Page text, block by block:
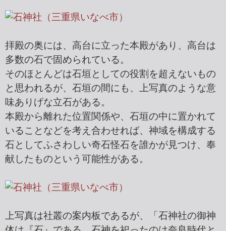
拝殿の奥には、高台に立った本殿があり、高台は
多数の石で固められている。
そのほとんどは石垣としての役割を超えないもの
と思われるが、石垣の間にも、上写真のような意
味ありげな立石がある。
本殿から離れた位置関係や、石垣の中に置かれて
いることなどを考え合わせれば、神域を構成する
石としてふさわしい奇石怪石を誰かが見つけ、奉
献したものという可能性がある。
上写真は社叢の案内板であるが、「石神社の御神